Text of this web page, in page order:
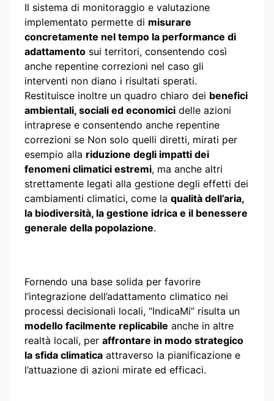
Il sistema di monitoraggio e valutazione
implementato permette di misurare
concretamente nel tempo la performance di
adattamento sui territori, consentendo così
anche repentine correzioni nel caso gli
interventi non diano i risultati sperati.
Restituisce inoltre un quadro chiaro dei benefici
ambientali, sociali ed economici delle azioni
intraprese e consentendo anche repentine
correzioni se Non solo quelli diretti, mirati per
esempio alla riduzione degli impatti dei
fenomeni climatici estremi, ma anche altri
strettamente legati alla gestione degli effetti dei
cambiamenti climatici, come la qualità dell’aria,
la biodiversità, la gestione idrica e il benessere
generale della popolazione.
Fornendo una base solida per favorire
l’integrazione dell’adattamento climatico nei
processi decisionali locali, “IndicaMi” risulta un
modello facilmente replicabile anche in altre
realtà locali, per affrontare in modo strategico
la sfida climatica attraverso la pianificazione e
l’attuazione di azioni mirate ed efficaci.